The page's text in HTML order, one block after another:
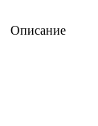
Описание